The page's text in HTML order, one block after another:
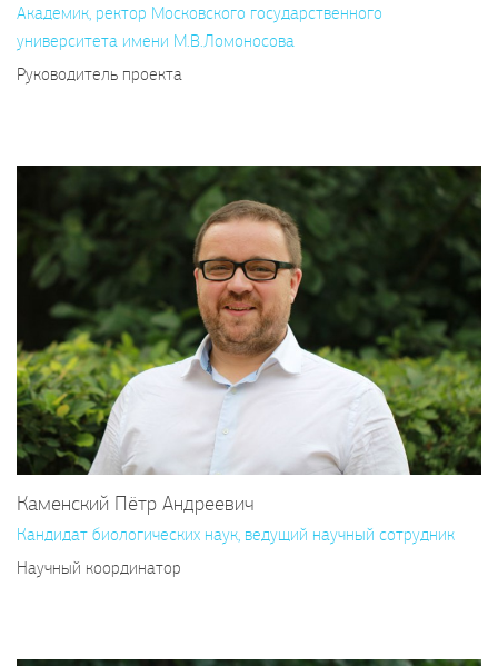
Академик, ректор Московского государственного
университета имени М.В.Ломоносова
Руководитель проекта
Каменский Пётр Андреевич
Кандидат биологических наук, ведущий научный сотрудник
Научный координатор